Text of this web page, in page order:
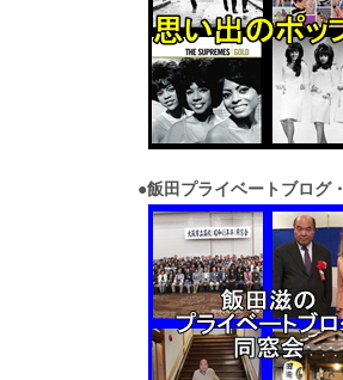
●飯田プライベートブログ